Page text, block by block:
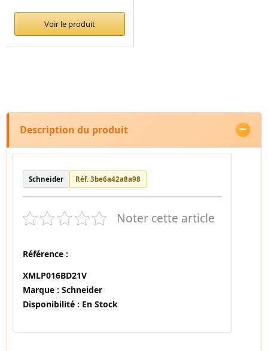
Voir le produit
Description du produit
Schneider Réf. 3be6a42a8a98
Noter cette article
Référence :
XMLP016BD21V
Marque : Schneider
Disponibilité : En Stock